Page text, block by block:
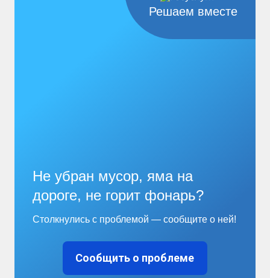
Решаем вместе
Не убран мусор, яма на
дороге, не горит фонарь?
Столкнулись с проблемой — сообщите о ней!
Сообщить о проблеме